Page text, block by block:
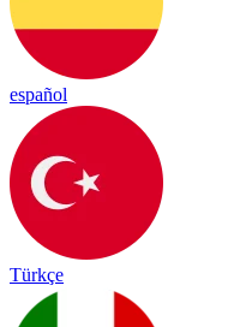
español
Türkçe